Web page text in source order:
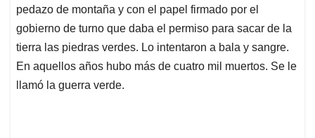
pedazo de montaña y con el papel firmado por el
gobierno de turno que daba el permiso para sacar de la
tierra las piedras verdes. Lo intentaron a bala y sangre.
En aquellos años hubo más de cuatro mil muertos. Se le
llamó la guerra verde.